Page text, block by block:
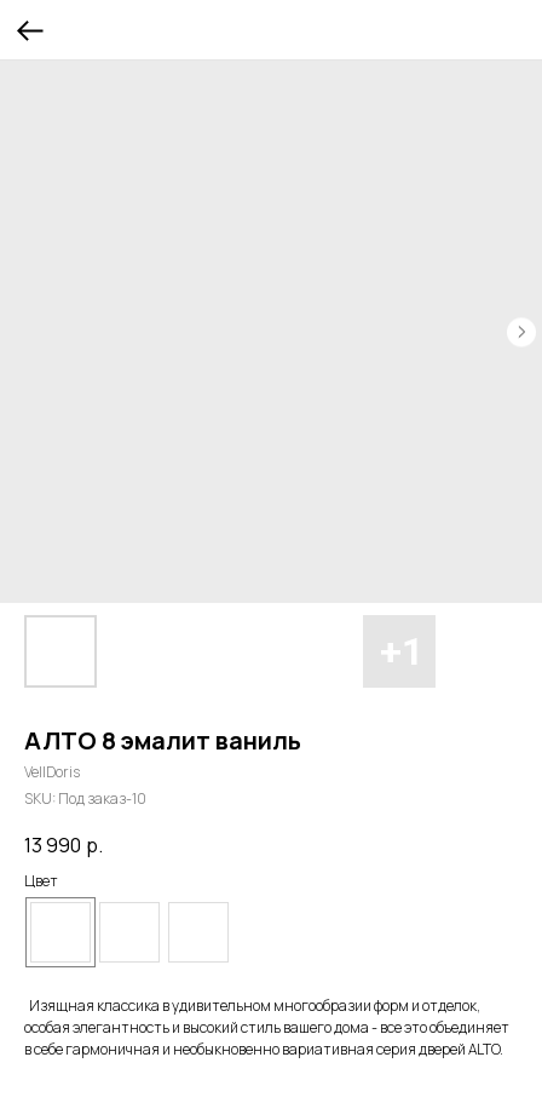
АЛТО 8 эмалит ваниль
VellDoris
SKU: Под заказ-10
13 990 р.
Цвет
Изящная классика в удивительном многообразии форм и отделок,
особая элегантность и высокий стиль вашего дома - все это объединяет
в себе гармоничная и необыкновенно вариативная серия дверей ALTO.